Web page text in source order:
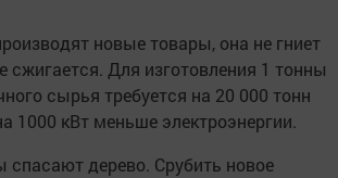
новые товары, она не гниет
сжигается. Для изготовления 1 тонны
сырья требуется на 20 000 тонн
1000 кВт меньше электроэнергии.
спасают дерево. Срубить новое